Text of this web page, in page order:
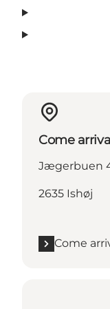
Come
Jægerbuen
2635 Ishøj
Come